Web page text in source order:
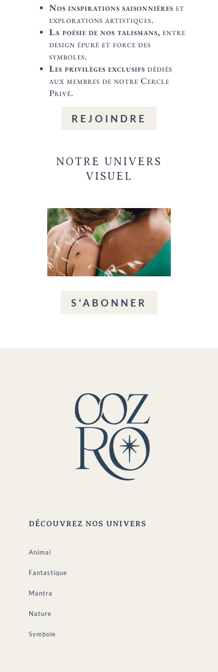
Nos inspirations saisonnières et
explorations artistiques.
La poésie de nos talismans, entre
design épuré et force des
symboles.
Les privilèges exclusifs dédiés
aux membres de notre Cercle
Privé.
REJOINDRE
NOTRE UNIVERS
VISUEL
S'ABONNER
DÉCOUVREZ NOS UNIVERS
Animal
Fantastique
Mantra
Nature
Symbole